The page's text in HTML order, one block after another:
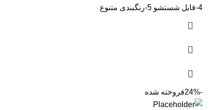
4-قابل شستشو 5-رنگبندی متنوع
-24% فروخته شده